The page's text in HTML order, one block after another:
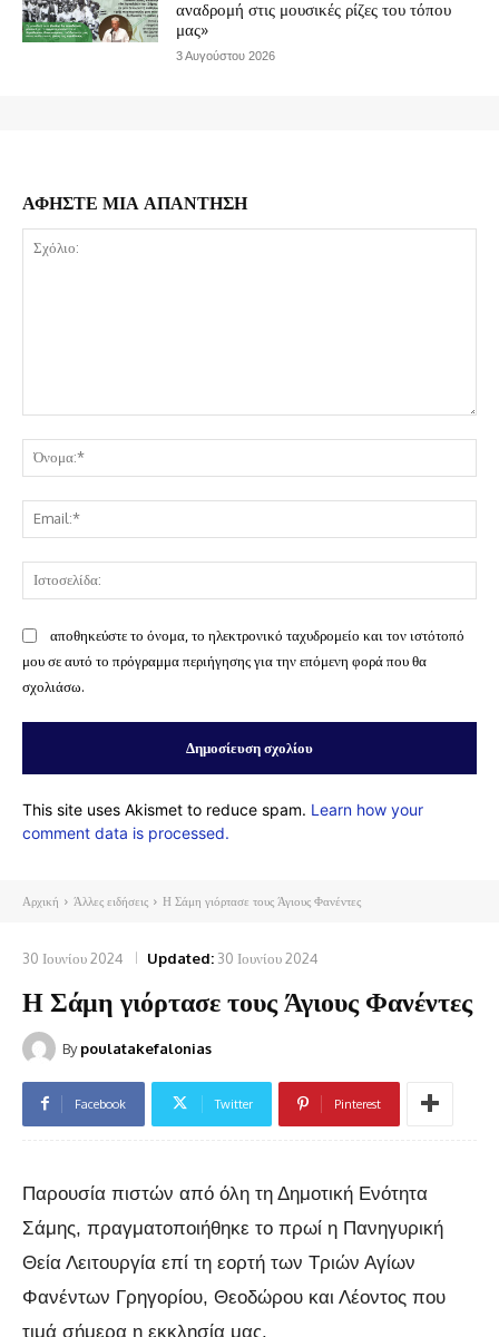
αναδρομή στις μουσικές ρίζες του τόπου
μας»
3 Αυγούστου 2026
ΑΦΗΣΤΕ ΜΙΑ ΑΠΑΝΤΗΣΗ
αποθηκεύστε το όνομα, το ηλεκτρονικό ταχυδρομείο και τον ιστότοπό
μου σε αυτό το πρόγραμμα περιήγησης για την επόμενη φορά που θα
σχολιάσω.
This site uses Akismet to reduce spam. Learn how your
comment data is processed.